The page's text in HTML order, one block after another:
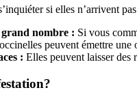
si elles n’arrivent
grand nombre : Si vous
peuvent émettre une
: Elles peuvent laisser des